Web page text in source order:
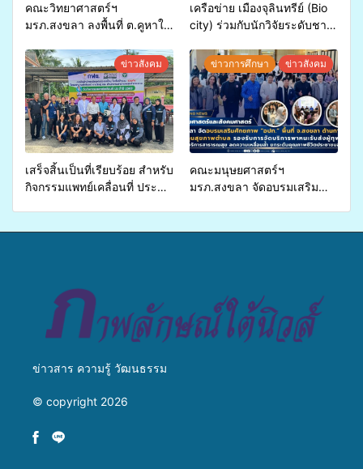
คณะวิทยาศาสตร์ฯ
มรภ.สงขลา ลงพื้นที่ ต.คูหาใต้
ผลิตภัณฑ์จากการแปรรูป
หม่อนไหม ภายใต้กิจกรรม
พัฒนาเครือข่ายกลุ่มการปลูก
หม่อน
เครือข่าย เมืองจุลินทรีย์ (Bio
city) ร่วมกับนักวิจัยระดับชาติ
ประโยชน์จากสาหร่ายและ
เห็ดไมคอร์ไรซาสำหรับปลูกไม้
มีค่า-พืชเศรษฐกิจ”
ข่าวสังคม
เสร็จสิ้นเป็นที่เรียบร้อย สำหรับ
กิจกรรมแพทย์เคลื่อนที่ ประจำ
ข่าวการศึกษา ข่าวสังคม
คณะมนุษยศาสตร์ฯ
มรภ.สงขลา จัดอบรมเสริม
ชีวิตประชาชนอย่างยั่งยืน
ข่าวสาร ความรู้ วัฒนธรรม
© copyright 2026